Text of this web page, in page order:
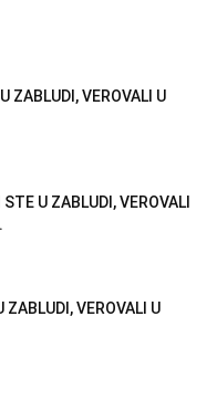
ZABLUDI, VEROVALI U
U ZABLUDI, VEROVALI
ZABLUDI, VEROVALI U